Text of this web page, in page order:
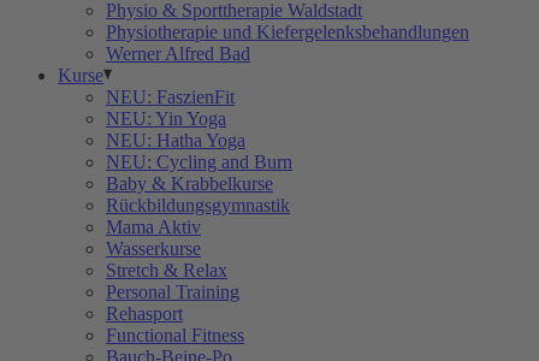
Physio & Sporttherapie Waldstadt
Physiotherapie und Kiefergelenksbehandlungen
Werner Alfred Bad
Kurse
NEU: FaszienFit
NEU: Yin Yoga
NEU: Hatha Yoga
NEU: Cycling and Burn
Baby & Krabbelkurse
Rückbildungsgymnastik
Mama Aktiv
Wasserkurse
Stretch & Relax
Personal Training
Rehasport
Functional Fitness
Bauch-Beine-Po